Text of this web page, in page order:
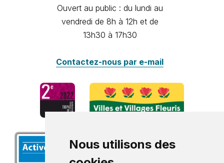
Nous utilisons des
Ouvert au public : du lundi au
vendredi de 8h à 12h et de
13h30 à 17h30
Contactez-nous par e-mail